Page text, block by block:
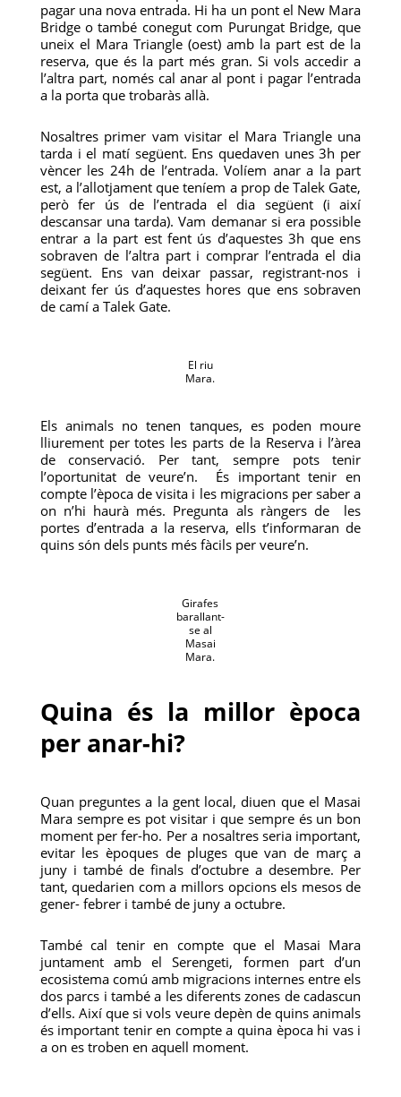
pagar una nova entrada. Hi ha un pont el New Mara
Bridge o també conegut com Purungat Bridge, que
uneix el Mara Triangle (oest) amb la part est de la
reserva, que és la part més gran. Si vols accedir a
l’altra part, només cal anar al pont i pagar l’entrada
a la porta que trobaràs allà.
Nosaltres primer vam visitar el Mara Triangle una
tarda i el matí següent. Ens quedaven unes 3h per
vèncer les 24h de l’entrada. Volíem anar a la part
est, a l’allotjament que teníem a prop de Talek Gate,
però fer ús de l’entrada el dia següent (i així
descansar una tarda). Vam demanar si era possible
entrar a la part est fent ús d’aquestes 3h que ens
sobraven de l’altra part i comprar l’entrada el dia
següent. Ens van deixar passar, registrant-nos i
deixant fer ús d’aquestes hores que ens sobraven
de camí a Talek Gate.
El riu
Mara.
Els animals no tenen tanques, es poden moure
lliurement per totes les parts de la Reserva i l’àrea
de conservació. Per tant, sempre pots tenir
l’oportunitat de veure’n. És important tenir en
compte l’època de visita i les migracions per saber a
on n’hi haurà més. Pregunta als ràngers de les
portes d’entrada a la reserva, ells t’informaran de
quins són dels punts més fàcils per veure’n.
Girafes
barallant-
se al
Masai
Mara.
Quina és la millor època
per anar-hi?
Quan preguntes a la gent local, diuen que el Masai
Mara sempre es pot visitar i que sempre és un bon
moment per fer-ho. Per a nosaltres seria important,
evitar les èpoques de pluges que van de març a
juny i també de finals d’octubre a desembre. Per
tant, quedarien com a millors opcions els mesos de
gener- febrer i també de juny a octubre.
També cal tenir en compte que el Masai Mara
juntament amb el Serengeti, formen part d’un
ecosistema comú amb migracions internes entre els
dos parcs i també a les diferents zones de cadascun
d’ells. Així que si vols veure depèn de quins animals
és important tenir en compte a quina època hi vas i
a on es troben en aquell moment.